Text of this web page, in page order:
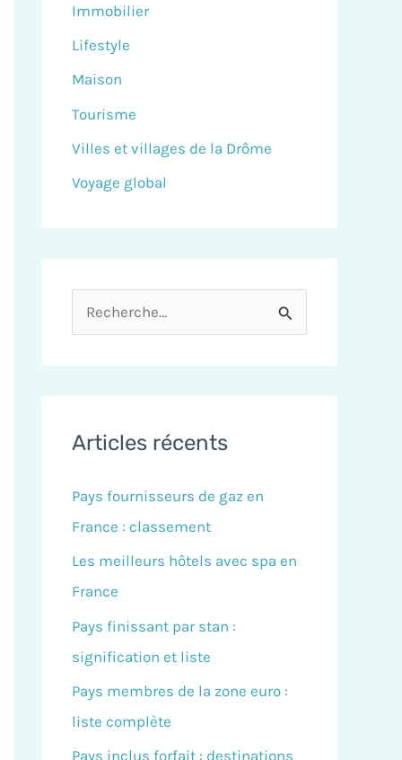
Immobilier
Lifestyle
Maison
Tourisme
Villes et villages de la Drôme
Voyage global
e
c
h
e
r
:
Articles récents
Pays fournisseurs de gaz en
France : classement
Les meilleurs hôtels avec spa en
France
Pays finissant par stan :
signification et liste
Pays membres de la zone euro :
liste complète
Pays inclus forfait : destinations